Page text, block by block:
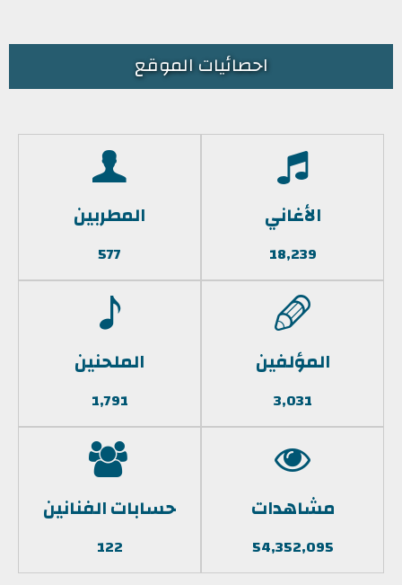
احصائيات الموقع
الأغاني
18,239
المطربين
577
المؤلفين
3,031
الملحنين
1,791
مشاهدات
54,352,095
حسابات الفنانين
122